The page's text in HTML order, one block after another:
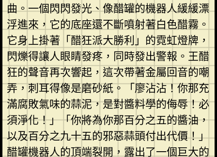
曲。一個閃閃發光、像醋罐的機器人緩緩漂
浮進來，它的底座還不斷噴射著白色醋霧。
它身上掛著「醋狂派大勝利」的霓虹燈牌，
閃爍得讓人眼睛發疼，同時發出警報。王醋
狂的聲音再次響起，這次帶著金屬回音的嘲
弄，刺耳得像是磨砂紙。「廖沾沾！你那充
滿腐敗氣味的蒜泥，是對醬料學的侮辱！必
須淨化！」「你將為你那百分之五的醬油，
以及百分之九十五的邪惡蒜頭付出代價！」
醋罐機器人的頂端裂開，露出了一個巨大的